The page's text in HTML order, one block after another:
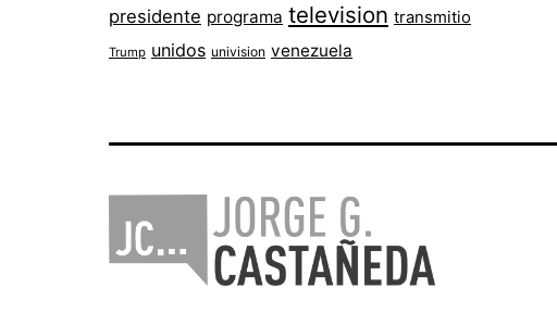
presidente programa television transmitio
Trump unidos univision venezuela